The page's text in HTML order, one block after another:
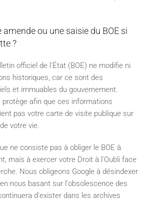
ou une saisie du BOE si
?
officiel de l'État (BOE) ne modifie ni
historiques, car ce sont des
et immuables du gouvernement.
protège afin que ces informations
pas votre carte de visite publique sur
votre vie.
ne consiste pas à obliger le BOE à
mais à exercer votre Droit à l'Oubli face
Nous obligeons Google à désindexer
nous basant sur l'obsolescence des
d'exister dans les archives